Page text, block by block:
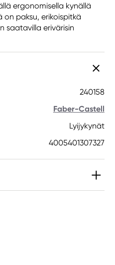
ergonomisella kynällä
paksu, erikoispitkä
saatavilla erivärisin
240158
Faber-Castell
Lyijykynät
4005401307327